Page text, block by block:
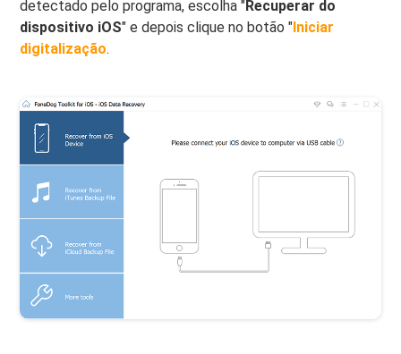
detectado pelo programa, escolha "Recuperar do
dispositivo iOS" e depois clique no botão "Iniciar
digitalização.